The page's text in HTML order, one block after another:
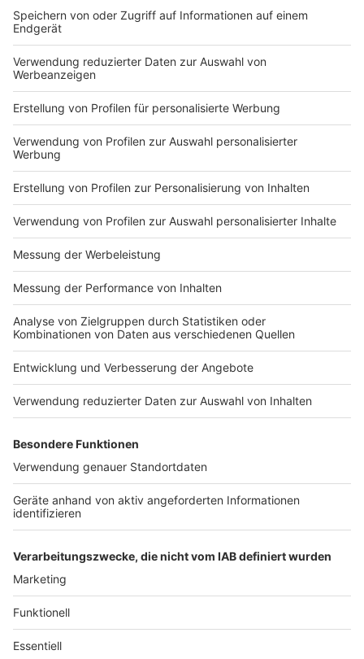
sammeln. Bitte lesen Sie die
Nutzung des Service zu, um dieses
Video anzusehen.
Akzeptieren
powered byUsercentrics Consent
Management Platform
Jan Loechel - Home | Unplugged | Live bei ANTENNE
MÜNSTER
Jan Loechel ist seit vielen Jahren eine bekannte Größe
klar, dass er einmal Musiker werden wollte.
Mittlerweile schreibt Jan nicht nur eigene Songs,
sondern er produziert auch Filmmusik für deutsche
Kinofilme und TV-Sendungen. Seine eigene
Produktionsfirma "Sunwater Music" hat ihren Sitz am
Hafen in Münster. Bei der Casting-Show "The Voice of
Germany" war Jan Loechel einige Jahre lang Side-
Coach und Music Director.
euch die neue Single von Jan Loechel anhören und
downloaden.
Amazon Music Spotify Deezer napster Tidal iTunes